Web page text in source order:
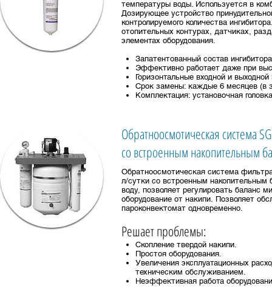
температуры воды. Используется в
Дозирующее устройство
контролируемого количества
отопительных контурах, датчиках,
элементах оборудования.
Запатентованный состав
Эффективно работает даже при
Горизонтальные входной и
Срок замены: каждые 6 месяцев (в
Комплектация: установочная
Обратноосмотическая система
со встроенным накопительным
Обратноосмотическая система
л/сутки со встроенным
воду, позволяет регулировать баланс
оборудование от накипи. Позволяет
пароконвектомат одновременно.
Решает проблемы:
Скопление твердой накипи.
Простоя оборудования.
Увеличения эксплуатационных
техническим обслуживанием.
Неэффективная работа